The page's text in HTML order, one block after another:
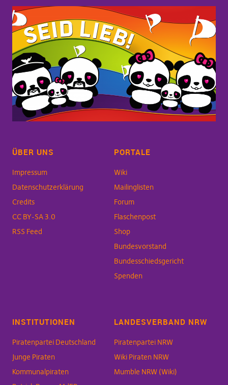
ÜBER UNS
Impressum
Datenschutzerklärung
Credits
CC BY-SA 3.0
RSS Feed
PORTALE
Wiki
Mailinglisten
Forum
Flaschenpost
Shop
Bundesvorstand
Bundesschiedsgericht
Spenden
INSTITUTIONEN
Piratenpartei Deutschland
Junge Piraten
Kommunalpiraten
LANDESVERBAND NRW
Piratenpartei NRW
Wiki Piraten NRW
Mumble NRW (Wiki)